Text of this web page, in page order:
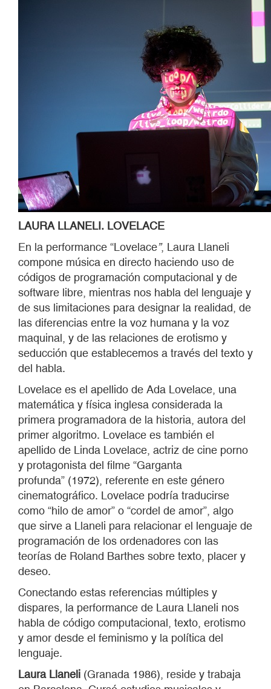
LAURA LLANELI. LOVELACE
En la performance “Lovelace”, Laura Llaneli
compone música en directo haciendo uso de
códigos de programación computacional y de
software libre, mientras nos habla del lenguaje y
de sus limitaciones para designar la realidad, de
las diferencias entre la voz humana y la voz
maquinal, y de las relaciones de erotismo y
seducción que establecemos a través del texto y
del habla.
Lovelace es el apellido de Ada Lovelace, una
matemática y física inglesa considerada la
primera programadora de la historia, autora del
primer algoritmo. Lovelace es también el
apellido de Linda Lovelace, actriz de cine porno
y protagonista del filme “Garganta
profunda” (1972), referente en este género
cinematográfico. Lovelace podría traducirse
como “hilo de amor” o “cordel de amor”, algo
que sirve a Llaneli para relacionar el lenguaje de
programación de los ordenadores con las
teorías de Roland Barthes sobre texto, placer y
deseo.
Conectando estas referencias múltiples y
dispares, la performance de Laura Llaneli nos
habla de código computacional, texto, erotismo
y amor desde el feminismo y la política del
lenguaje.
Laura Llaneli (Granada 1986), reside y trabaja